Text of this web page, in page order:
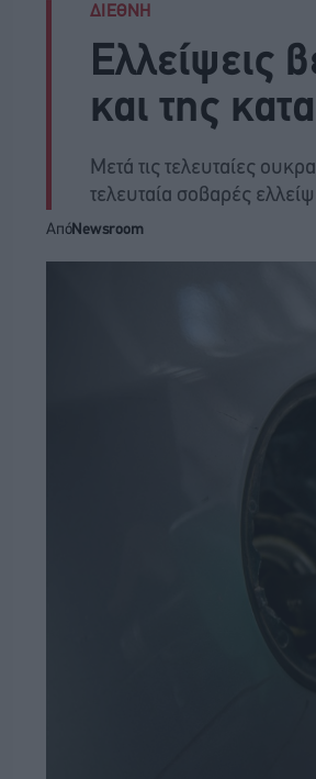
ΔΙΕΘΝΗ
Ελλείψεις
και της
Μετά τις τελευταίες
τελευταία σοβαρές
ΑπόNewsroom